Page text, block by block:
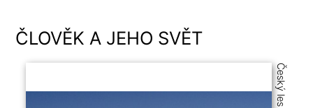
ČLOVĚK A JEHO SVĚT
Český les